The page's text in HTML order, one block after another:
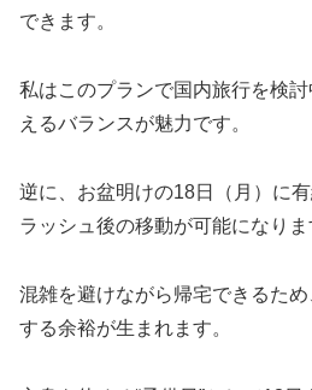
できます。
私はこのプランで国内旅行を検
えるバランスが魅力です。
逆に、お盆明けの18日（月）に
ラッシュ後の移動が可能になりま
混雑を避けながら帰宅できるた
する余裕が生まれます。